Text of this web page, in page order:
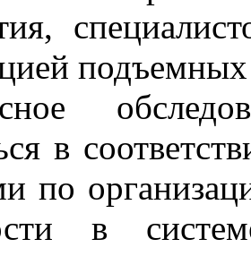
в
по
в